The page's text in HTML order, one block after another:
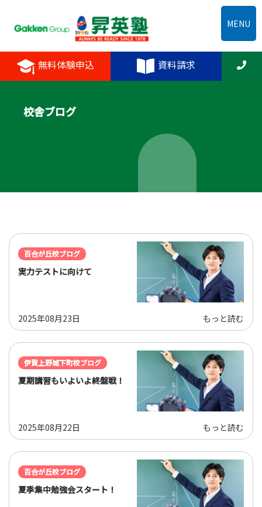
無料体験申込 資料請求
MENU
校舎ブログ
百合が丘校ブログ
実力テストに向けて
2025年08月23日 もっと読む
伊賀上野城下町校ブログ
夏期講習もいよいよ終盤戦！
2025年08月22日 もっと読む
百合が丘校ブログ
夏季集中勉強会スタート！